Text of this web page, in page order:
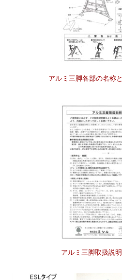
アルミ三脚各部の名称
アルミ三脚取扱説明